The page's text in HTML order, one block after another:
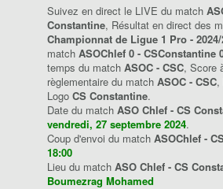
Suivez en direct le LIVE du match
Constantine, Résultat en direct des
Championnat de Ligue 1 Pro - 2024/
match ASOChlef 0 - CSConstantine
temps du match ASOC - CSC, Score
règlementaire du match ASOC - CSC,
Logo CS Constantine.
Date du match ASO Chlef - CS
vendredi, 27 septembre 2024.
Coup d'envoi du match ASOChlef -
18:00
Lieu du match ASO Chlef - CS
Boumezrag Mohamed